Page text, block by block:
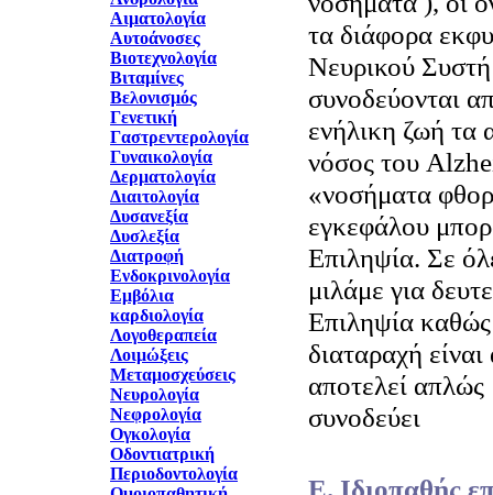
Αιματολογία
Αυτοάνοσες
Βιοτεχνολογία
Βιταμίνες
Βελονισμός
Γενετική
Γαστρεντερολογία
Γυναικολογία
Δερματολογία
Διαιτολογία
Δυσανεξία
Δυσλεξία
Διατροφή
Ενδοκρινολογία
Εμβόλια
καρδιολογία
Λογοθεραπεία
Λοιμώξεις
Μεταμοσχεύσεις
Νευρολογία
Νεφρολογία
Ογκολογία
Οδοντιατρική
Περιοδοντολογία
τα διάφορα
Νευρικού
συνοδεύονται
ενήλικη ζωή τα
νόσος του
«νοσήματα
εγκεφάλου
Επιληψία. Σε
μιλάμε για
Επιληψία
διαταραχή
αποτελεί
συνοδεύει
Ε. Ιδιοπαθής